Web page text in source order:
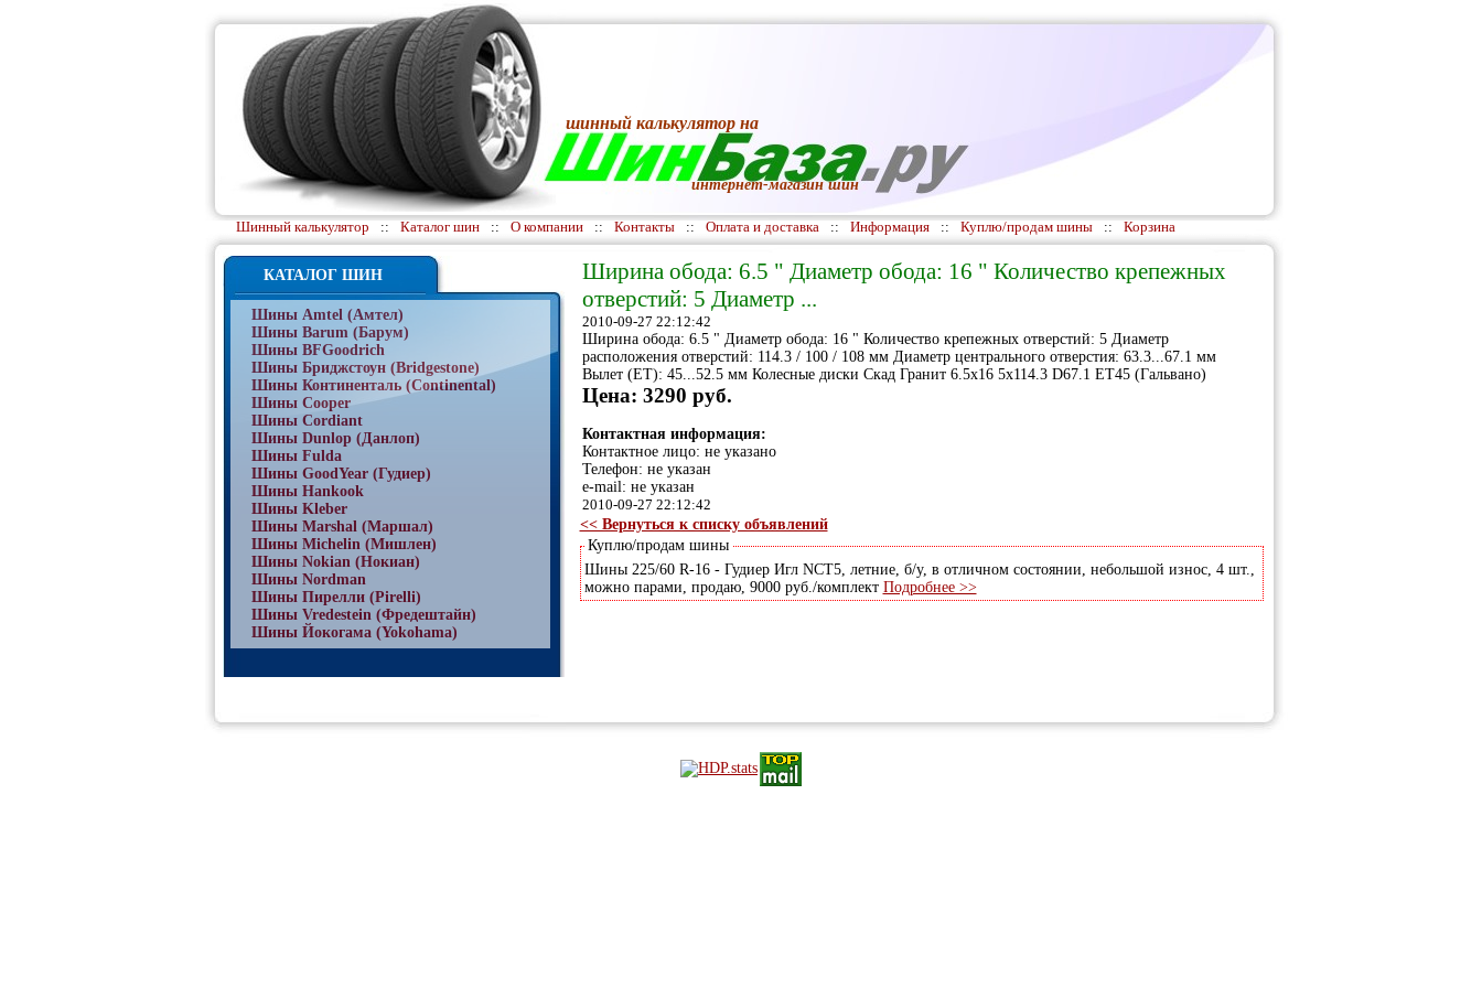
шинный калькуляторна
интернет-магазин шин
Шинный калькулятор :: Каталог шин :: О компании :: Контакты :: Оплата и доставка :: Информация :: Куплю/продам шины :: Корзина
КАТАЛОГ ШИН
Шины Amtel (Амтел)
Шины Barum (Барум)
Шины BFGoodrich
Шины Бриджстоун (Bridgestone)
Шины Континенталь (Continental)
Шины Cooper
Шины Cordiant
Шины Dunlop (Данлоп)
Шины Fulda
Шины GoodYear (Гудиер)
Шины Hankook
Шины Kleber
Шины Marshal (Маршал)
Шины Michelin (Мишлен)
Шины Nokian (Нокиан)
Шины Nordman
Шины Пирелли (Pirelli)
Шины Vredestein (Фредештайн)
Шины Йокогама (Yokohama)
Ширина обода: 6.5 " Диаметр обода: 16 " Количество крепежных
отверстий: 5 Диаметр ...
2010-09-27 22:12:42
Ширина обода: 6.5 " Диаметр обода: 16 " Количество крепежных отверстий: 5 Диаметр
расположения отверстий: 114.3 / 100 / 108 мм Диаметр центрального отверстия: 63.3...67.1 мм
Вылет (ET): 45...52.5 мм Колесные диски Скад Гранит 6.5x16 5x114.3 D67.1 ET45 (Гальвано)
Цена: 3290 руб.
Контактная информация:
Контактное лицо: не указано
Телефон: не указан
e-mail: не указан
2010-09-27 22:12:42
<< Вернуться к списку объявлений
Куплю/продам шины
Шины 225/60 R-16 - Гудиер Игл NCT5, летние, б/у, в отличном состоянии, небольшой износ, 4 шт.,
можно парами, продаю, 9000 руб./комплект Подробнее >>